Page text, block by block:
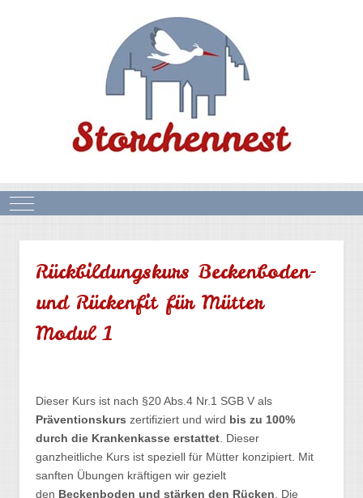
Mobile Menu Toggle
Rückbildungskurs Beckenboden-
und Rückenfit für Mütter
Modul 1
Dieser Kurs ist nach §20 Abs.4 Nr.1 SGB V als
Präventionskurs zertifiziert und wird bis zu 100%
durch die Krankenkasse erstattet . Dieser
ganzheitliche Kurs ist speziell für Mütter konzipiert. Mit
sanften Übungen kräftigen wir gezielt
den Beckenboden und stärken den Rücken . Die